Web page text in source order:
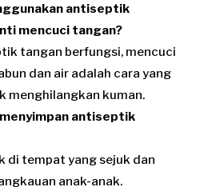
antiseptik
mencuci tangan?
tangan berfungsi, mencuci
dan air adalah cara yang
menghilangkan kuman.
antiseptik
di tempat yang sejuk dan
anak-anak.